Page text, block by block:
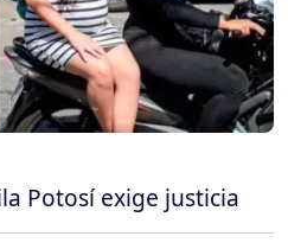
Potosí exige justicia